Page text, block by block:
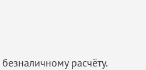
расчёту.